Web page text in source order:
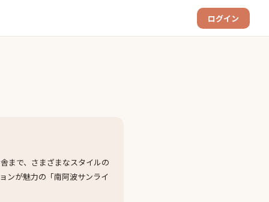
ログイン
まで、さまざまなスタイルの
ンが魅力の「南阿波サンライ